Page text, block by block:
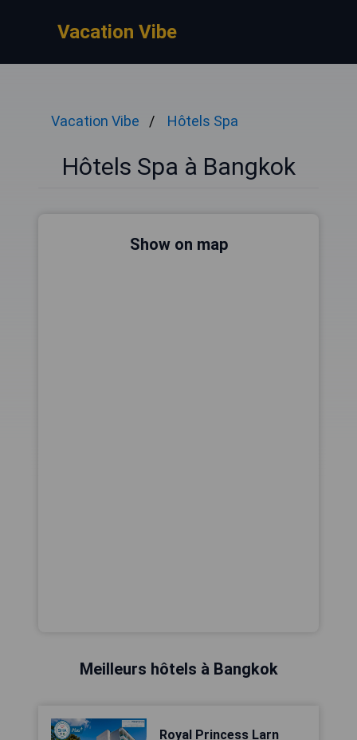
Vacation Vibe
Vacation Vibe Hôtels Spa
Hôtels Spa à Bangkok
Show on map
Meilleurs hôtels à Bangkok
Royal Princess Larn